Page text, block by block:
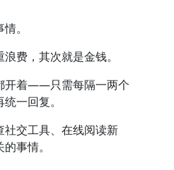
。
费，其次就是金钱。
开着——只需每隔一两个
一回复。
交工具、在线阅读新
事情。